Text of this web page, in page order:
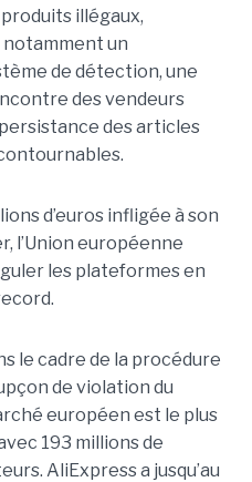
illégaux,
un
de détection, une
des vendeurs
des articles
d’euros infligée à son
l’Union européenne
les plateformes en
le cadre de la procédure
de violation du
européen est le plus
193 millions de
AliExpress a jusqu’au